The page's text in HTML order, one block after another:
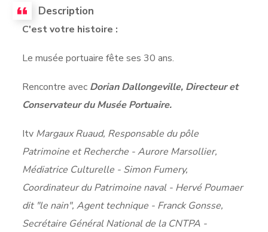
Description
C'est votre histoire :
Le musée portuaire fête ses 30 ans.
Rencontre avec Dorian Dallongeville, Directeur et
Conservateur du Musée Portuaire.
Itv Margaux Ruaud, Responsable du pôle
Patrimoine et Recherche - Aurore Marsollier,
Médiatrice Culturelle - Simon Fumery,
Coordinateur du Patrimoine naval - Hervé Poumaer
dit "le nain", Agent technique - Franck Gonsse,
Secrétaire Général National de la CNTPA -